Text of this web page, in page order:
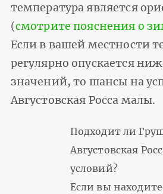
температура является
(смотрите пояснения о
Если в вашей местности
регулярно опускается
значений, то шансы на
Августовская Росса малы.
Подходит ли
Августовская
условий?
Если вы